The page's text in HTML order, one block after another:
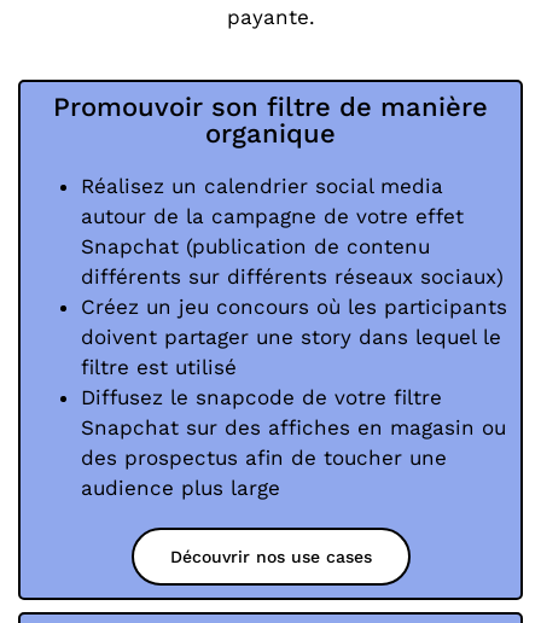
payante.
Promouvoir son filtre de manière
organique
Réalisez un calendrier social media
autour de la campagne de votre effet
Snapchat (publication de contenu
différents sur différents réseaux sociaux)
Créez un jeu concours où les participants
doivent partager une story dans lequel le
filtre est utilisé
Diffusez le snapcode de votre filtre
Snapchat sur des affiches en magasin ou
des prospectus afin de toucher une
audience plus large
Découvrir nos use cases